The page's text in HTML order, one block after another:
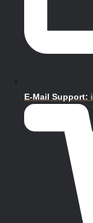
E-Mail Support: